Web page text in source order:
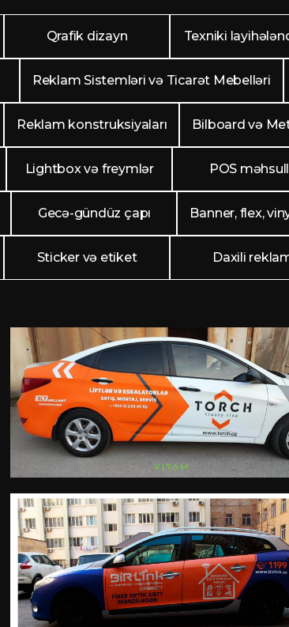
Qrafik dizayn Texniki
Reklam Sistemləri və Ticarət Mebelləri
Reklam konstruksiyaları Bilboard və
Lightbox və freymlər POS
Gecə-gündüz çapı Banner, flex,
Sticker və etiket Daxili